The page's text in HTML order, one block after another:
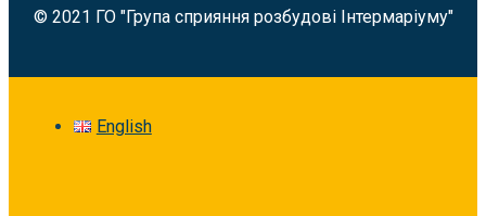
© 2021 ГО "Група сприяння розбудові Інтермаріуму"
English